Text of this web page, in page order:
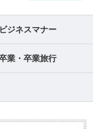
ビジネスマナー
業・卒業旅行